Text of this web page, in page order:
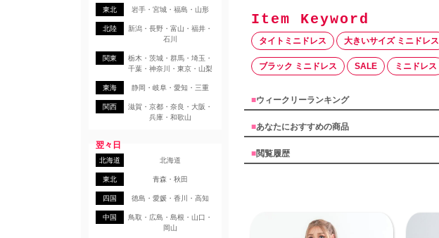
東北 岩手・宮城・福島・山形
北陸
新潟・長野・富山・福井・
石川
関東
栃木・茨城・群馬・埼玉・
千葉・神奈川・東京・山梨
東海 静岡・岐阜・愛知・三重
関西
滋賀・京都・奈良・大阪・
兵庫・和歌山
翌々日
北海道 北海道
東北 青森・秋田
四国 徳島・愛媛・香川・高知
中国
鳥取・広島・島根・山口・
岡山
タイトミニドレス 大きいサイズ ミニドレス
ブラック ミニドレス SALE ミニドレス
■ウィークリーランキング
■あなたにおすすめの商品
■閲覧履歴